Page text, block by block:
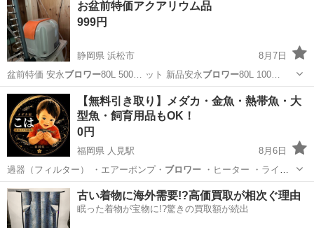
お盆前特価アクアリウム品
999円
静岡県 浜松市
8月7日
盆前特価 安永ブロワー 80L 500… ット 新品安永ブロワー 80L 100…
静岡 浜松市 その他 安永
【無料引き取り】メダカ・金魚・熱帯魚・大
型魚・飼育用品もOK！
0円
福岡県 人見駅
8月6日
過器（フィルター） ・エアーポンプ・ ブロワー・ヒーター ・ライト
・産卵床 ・…
福岡 田川郡 人見駅 その他
古い着物に海外需要!?高価買取が相次ぐ理由
眠った着物が宝物に!?驚きの買取額が続出